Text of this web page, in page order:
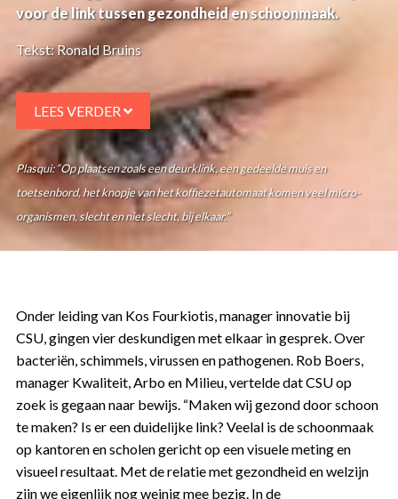
voor de link tussen gezondheid en schoonmaak.
Tekst: Ronald Bruins
LEES VERDER
Plasqui: “Op plaatsen zoals een deurklink, een gedeelde muis en
toetsenbord, het knopje van het koffiezetautomaat komen veel micro-
organismen, slecht en niet slecht, bij elkaar.”
Onder leiding van Kos Fourkiotis, manager innovatie bij
CSU, gingen vier deskundigen met elkaar in gesprek. Over
bacteriën, schimmels, virussen en pathogenen. Rob Boers,
manager Kwaliteit, Arbo en Milieu, vertelde dat CSU op
zoek is gegaan naar bewijs. “Maken wij gezond door schoon
te maken? Is er een duidelijke link? Veelal is de schoonmaak
op kantoren en scholen gericht op een visuele meting en
visueel resultaat. Met de relatie met gezondheid en welzijn
zijn we eigenlijk nog weinig mee bezig. In de